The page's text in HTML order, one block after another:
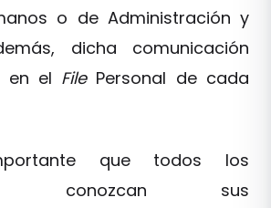
o de Administración y
dicha comunicación
en el FilePersonal de cada
que todos los
conozcan sus